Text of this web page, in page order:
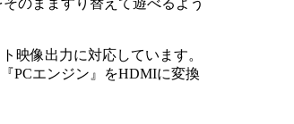
映像出力に対応しています。
PCエンジン』をHDMIに変換